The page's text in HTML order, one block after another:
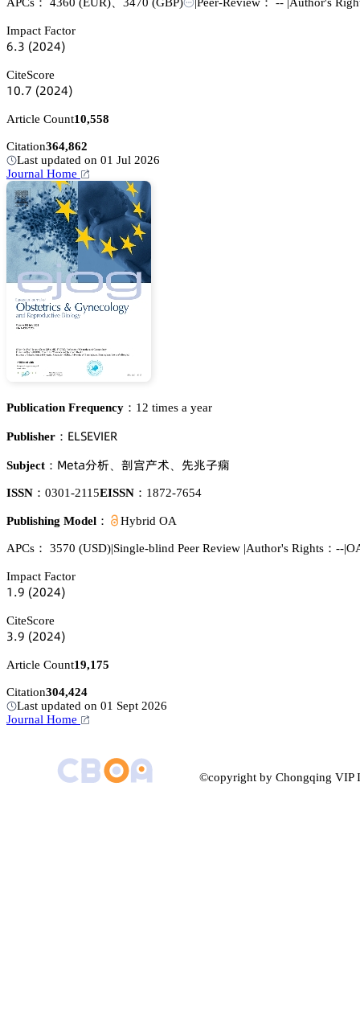
APCs： 4360 (EUR)、 3470 (GBP) Peer-Review： -- Author's
Impact Factor
炆.杚 (缗蔡缗鋺)
CiteScore
声蔡.篫 (缗蔡缗鋺)
Article Count10,558
Citation364,862
Last updated on 01 Jul 2026
Journal Home
Publication Frequency： 12 times a year
Publisher： 乊欄偌乊妯喊乊葤
Subject： 胦蠹锆囹湿郪 𬘘濁揇红 瓽䱄㞠𪤗
ISSN： 0301-2115EISSN： 1872-7654
Publishing Model： Hybrid OA
APCs： 3570 (USD)|Single-blind Peer Review |Author's Rights：--|
Impact Factor
声.䟕 (缗蔡缗鋺)
CiteScore
杚.䟕 (缗蔡缗鋺)
Article Count19,175
Citation304,424
Last updated on 01 Sept 2026
Journal Home
©copyright by Chongqing VIP